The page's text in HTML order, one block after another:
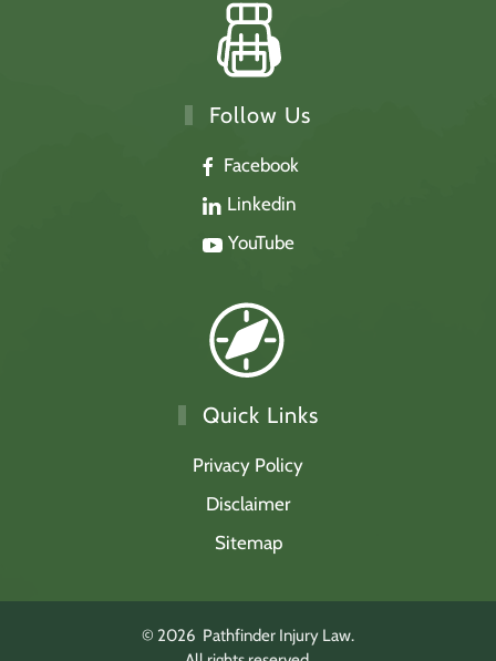
Follow Us
Facebook
Linkedin
YouTube
Quick Links
Privacy Policy
Disclaimer
Sitemap
© 2026 Pathfinder Injury Law.